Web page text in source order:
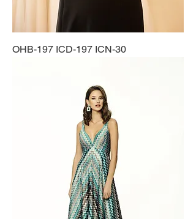
OHB-197 ICD-197 ICN-30